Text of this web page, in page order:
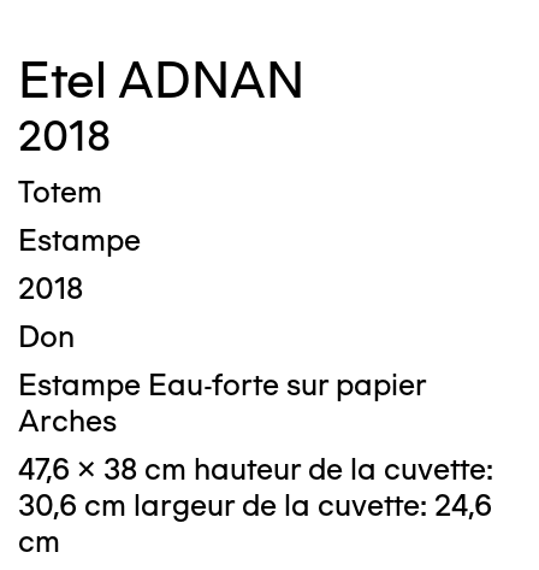
Etel ADNAN
2018
Totem
Estampe
2018
Don
Estampe Eau-forte sur papier
Arches
47,6 x 38 cm hauteur de la cuvette:
30,6 cm largeur de la cuvette: 24,6
cm